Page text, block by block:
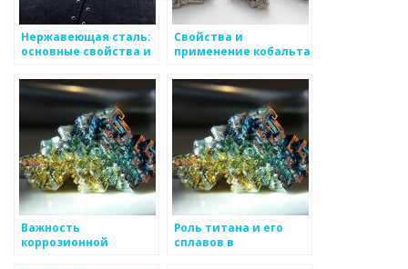
Нержавеющая сталь:
основные свойства и
Свойства и
применение кобальта
Важность
коррозионной
Роль титана и его
сплавов в